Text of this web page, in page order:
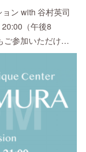
ン with 谷村英司
（午後8
ご参加いただけ…